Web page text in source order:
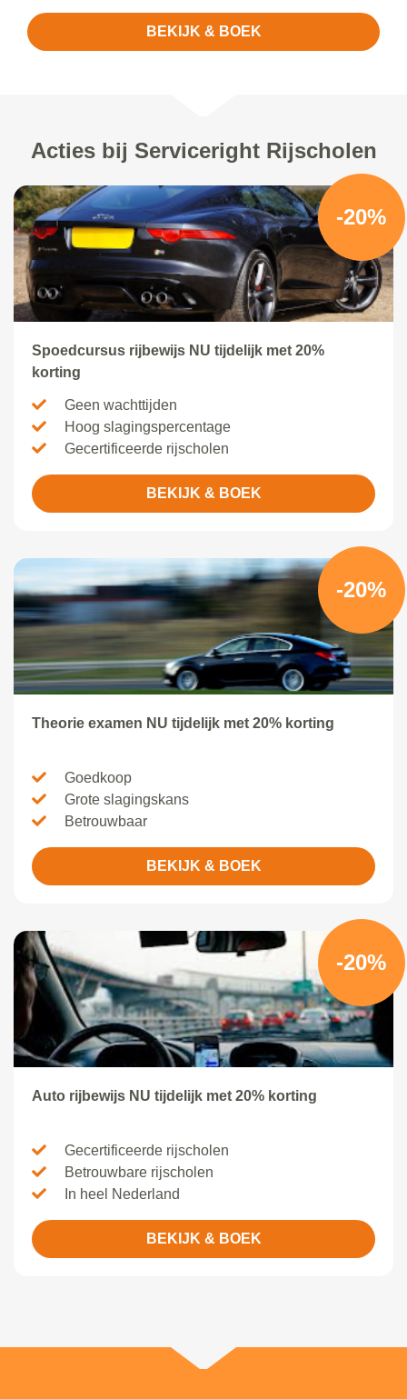
BEKIJK & BOEK
Acties bij Serviceright Rijscholen
-20%
Spoedcursus rijbewijs NU tijdelijk met 20%
korting
Geen wachttijden
Hoog slagingspercentage
Gecertificeerde rijscholen
BEKIJK & BOEK
-20%
Theorie examen NU tijdelijk met 20% korting
Goedkoop
Grote slagingskans
Betrouwbaar
BEKIJK & BOEK
-20%
Auto rijbewijs NU tijdelijk met 20% korting
Gecertificeerde rijscholen
Betrouwbare rijscholen
In heel Nederland
BEKIJK & BOEK